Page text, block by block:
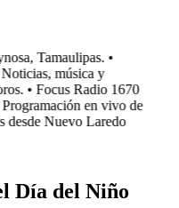
Tamaulipas. •
música y
• Focus Radio 1670
en vivo de
Nuevo Laredo
Día del Niño